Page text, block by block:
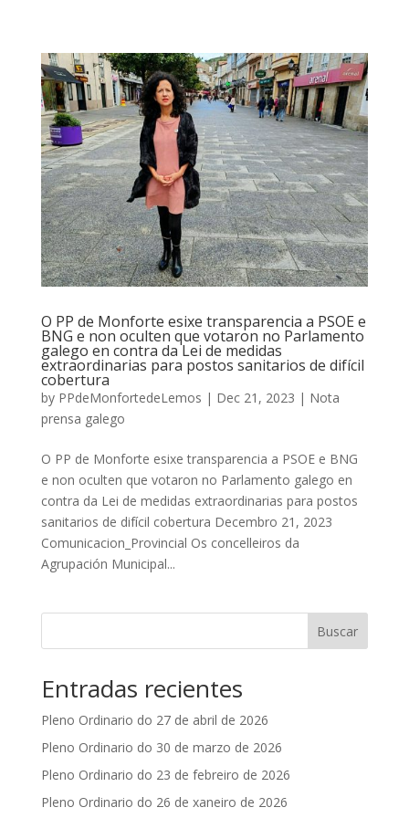
O PP de Monforte esixe transparencia a PSOE e
BNG e non oculten que votaron no Parlamento
galego en contra da Lei de medidas
extraordinarias para postos sanitarios de difícil
cobertura
by PPdeMonfortedeLemos | Dec 21, 2023 | Nota
prensa galego
O PP de Monforte esixe transparencia a PSOE e BNG
e non oculten que votaron no Parlamento galego en
contra da Lei de medidas extraordinarias para postos
sanitarios de difícil cobertura Decembro 21, 2023
Comunicacion_Provincial Os concelleiros da
Agrupación Municipal...
Buscar
Entradas recientes
Pleno Ordinario do 27 de abril de 2026
Pleno Ordinario do 30 de marzo de 2026
Pleno Ordinario do 23 de febreiro de 2026
Pleno Ordinario do 26 de xaneiro de 2026